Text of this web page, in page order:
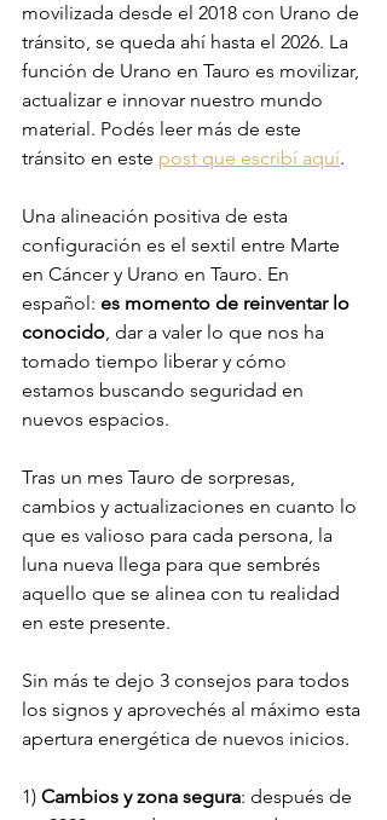
movilizada desde el 2018 con Urano de
tránsito, se queda ahí hasta el 2026. La
función de Urano en Tauro es movilizar,
actualizar e innovar nuestro mundo
material. Podés leer más de este
tránsito en este post que escribí aquí.
Una alineación positiva de esta
configuración es el sextil entre Marte
en Cáncer y Urano en Tauro. En
español: es momento de reinventar lo
conocido, dar a valer lo que nos ha
tomado tiempo liberar y cómo
estamos buscando seguridad en
nuevos espacios.
Tras un mes Tauro de sorpresas,
cambios y actualizaciones en cuanto lo
que es valioso para cada persona, la
luna nueva llega para que sembrés
aquello que se alinea con tu realidad
en este presente.
Sin más te dejo 3 consejos para todos
los signos y aprovechés al máximo esta
apertura energética de nuevos inicios.
1) Cambios y zona segura: después de